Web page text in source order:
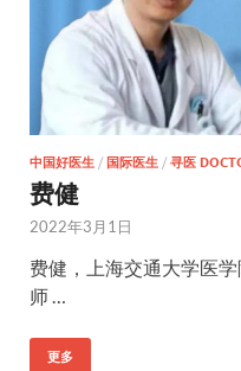
中国好医生 / 国际医生 / 寻医
费健
2022年3月1日
费健，上海交通大学医
师 …
更多